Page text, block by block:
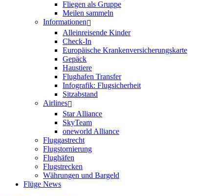
Fliegen als Gruppe
Meilen sammeln
Informationen
Alleinreisende Kinder
Check-In
Europäische Krankenversicherungskarte
Gepäck
Haustiere
Flughafen Transfer
Infografik: Flugsicherheit
Sitzabstand
Airlines
Star Alliance
SkyTeam
oneworld Alliance
Fluggastrecht
Flugstornierung
Flughäfen
Flugstrecken
Währungen und Bargeld
Flüge News